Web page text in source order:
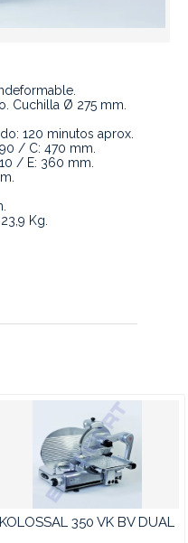
Cuchilla Ø 275 mm.
120 minutos aprox.
/ C: 470 mm.
/ E: 360 mm.
Kg.
KOLOSSAL 350 VK BV DUAL